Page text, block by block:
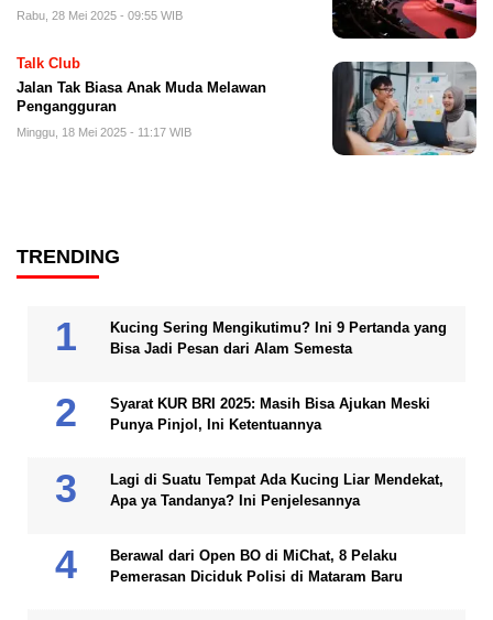
Rabu, 28 Mei 2025 - 09:55 WIB
Talk Club
Jalan Tak Biasa Anak Muda Melawan
Pengangguran
Minggu, 18 Mei 2025 - 11:17 WIB
TRENDING
Kucing Sering Mengikutimu? Ini 9 Pertanda yang
Bisa Jadi Pesan dari Alam Semesta
Syarat KUR BRI 2025: Masih Bisa Ajukan Meski
Punya Pinjol, Ini Ketentuannya
Lagi di Suatu Tempat Ada Kucing Liar Mendekat,
Apa ya Tandanya? Ini Penjelesannya
Berawal dari Open BO di MiChat, 8 Pelaku
Pemerasan Diciduk Polisi di Mataram Baru